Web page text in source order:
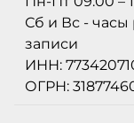
Сб и Вс -
записи
ИНН:
ОГРН: